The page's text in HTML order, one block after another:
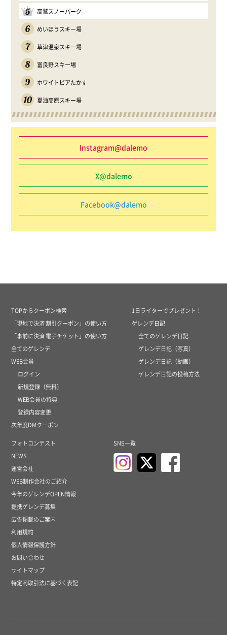
5 高鷲スノーパーク
6 めいほうスキー場
7 草津温泉スキー場
8 富良野スキー場
9 ホワイトピアたかす
10 夏油高原スキー場
Instagram@dalemo
X@dalemo
Facebook@dalemo
TOPからクーポン検索
「現地で決済 割引クーポン」の使い方
「事前に決済 電子チケット」の使い方
全てのゲレンデ
WEB会員
ログイン
新規登録（無料）
WEB会員の特典
登録内容変更
次年度DMクーポン
1日ライターでプレゼント！
ゲレンデ日記
全てのゲレンデ日記
ゲレンデ日記（写真）
ゲレンデ日記（動画）
ゲレンデ日記の投稿方法
フォトコンテスト
NEWS
運営会社
WEB制作会社のご紹介
今年のゲレンデOPEN情報
提携ゲレンデ募集
広告掲載のご案内
利用規約
個人情報保護方針
お問い合わせ
サイトマップ
特定商取引法に基づく表記
SNS一覧